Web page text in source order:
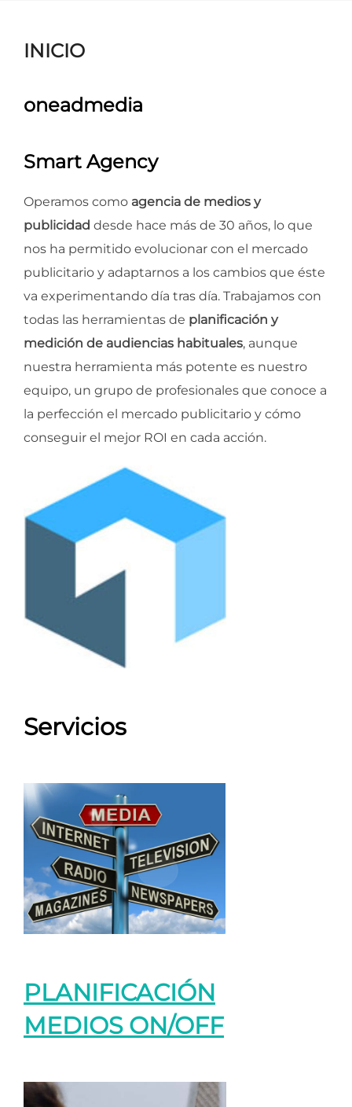
INICIO
oneadmedia
Smart Agency
Operamos como agencia de medios y
publicidad desde hace más de 30 años, lo que
nos ha permitido evolucionar con el mercado
publicitario y adaptarnos a los cambios que éste
va experimentando día tras día. Trabajamos con
todas las herramientas de planificación y
medición de audiencias habituales, aunque
nuestra herramienta más potente es nuestro
equipo, un grupo de profesionales que conoce a
la perfección el mercado publicitario y cómo
conseguir el mejor ROI en cada acción.
Servicios
PLANIFICACIÓN
MEDIOS ON/OFF